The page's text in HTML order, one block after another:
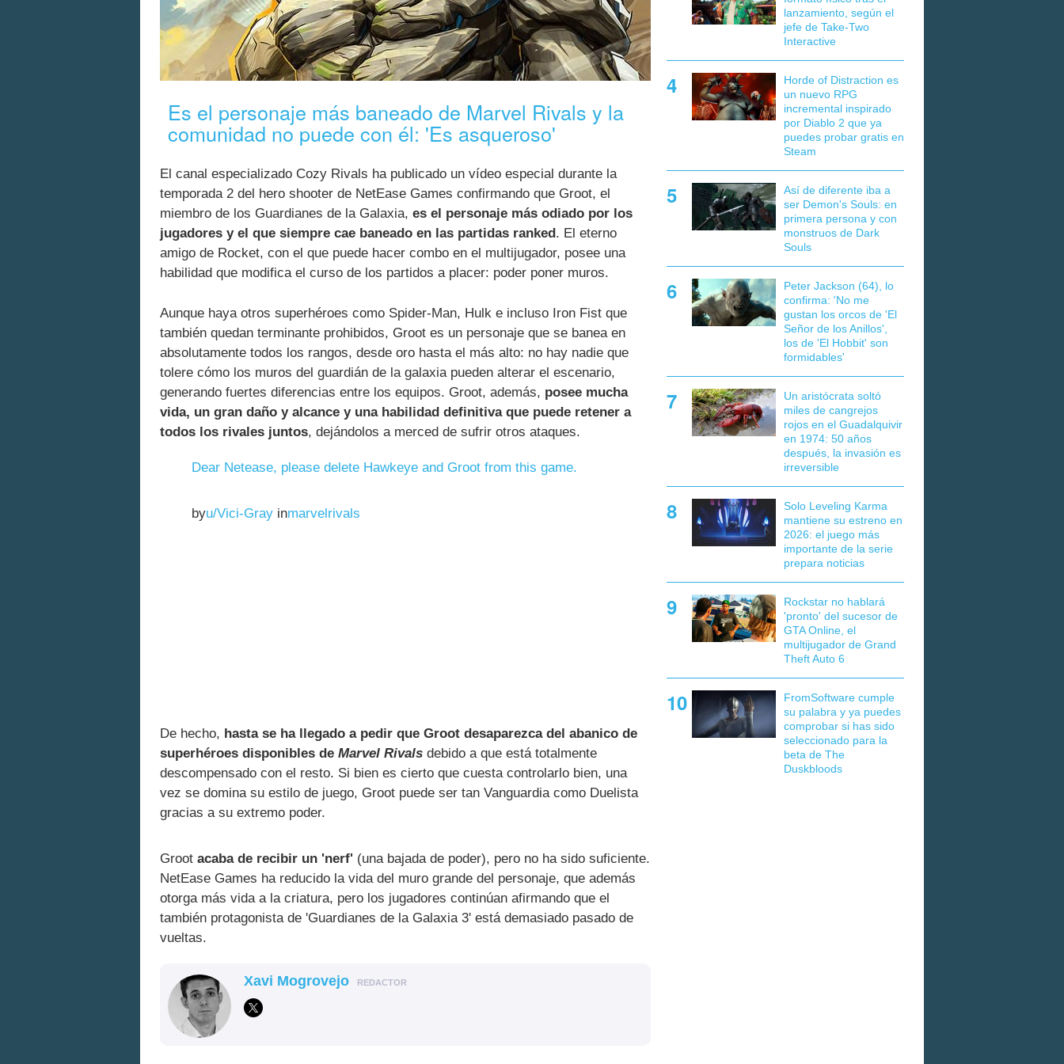
Es el personaje más baneado de Marvel Rivals y la
comunidad no puede con él: 'Es asqueroso'
El canal especializado Cozy Rivals ha publicado un vídeo especial durante la
temporada 2 del hero shooter de NetEase Games confirmando que Groot, el
miembro de los Guardianes de la Galaxia, es el personaje más odiado por los
jugadores y el que siempre cae baneado en las partidas ranked . El eterno
amigo de Rocket, con el que puede hacer combo en el multijugador, posee una
habilidad que modifica el curso de los partidos a placer: poder poner muros.
Aunque haya otros superhéroes como Spider-Man, Hulk e incluso Iron Fist que
también quedan terminante prohibidos, Groot es un personaje que se banea en
absolutamente todos los rangos, desde oro hasta el más alto: no hay nadie que
tolere cómo los muros del guardián de la galaxia pueden alterar el escenario,
generando fuertes diferencias entre los equipos. Groot, además, posee mucha
vida, un gran daño y alcance y una habilidad definitiva que puede retener a
todos los rivales juntos, dejándolos a merced de sufrir otros ataques.
Dear Netease, please delete Hawkeye and Groot from this game.
byu/Vici-Gray inmarvelrivals
De hecho, hasta se ha llegado a pedir que Groot desaparezca del abanico de
superhéroes disponibles de Marvel Rivals debido a que está totalmente
descompensado con el resto. Si bien es cierto que cuesta controlarlo bien, una
vez se domina su estilo de juego, Groot puede ser tan Vanguardia como Duelista
gracias a su extremo poder.
Groot acaba de recibir un 'nerf' (una bajada de poder), pero no ha sido suficiente.
NetEase Games ha reducido la vida del muro grande del personaje, que además
otorga más vida a la criatura, pero los jugadores continúan afirmando que el
también protagonista de 'Guardianes de la Galaxia 3' está demasiado pasado de
vueltas.
Xavi Mogrovejo REDACTOR
lanzamiento, según el
jefe de Take-Two
Interactive
Horde of Distraction es
un nuevo RPG
incremental inspirado
por Diablo 2 que ya
puedes probar gratis en
Steam
Así de diferente iba a
ser Demon's Souls: en
primera persona y con
monstruos de Dark
Souls
Peter Jackson (64), lo
confirma: 'No me
gustan los orcos de 'El
Señor de los Anillos',
los de 'El Hobbit' son
formidables'
Un aristócrata soltó
miles de cangrejos
rojos en el Guadalquivir
en 1974: 50 años
después, la invasión es
irreversible
Solo Leveling Karma
mantiene su estreno en
2026: el juego más
importante de la serie
prepara noticias
Rockstar no hablará
'pronto' del sucesor de
GTA Online, el
multijugador de Grand
Theft Auto 6
FromSoftware cumple
su palabra y ya puedes
comprobar si has sido
seleccionado para la
beta de The
Duskbloods